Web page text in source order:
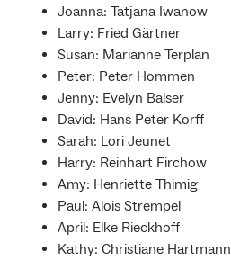
Joanna: Tatjana Iwanow
Larry: Fried Gärtner
Susan: Marianne Terplan
Peter: Peter Hommen
Jenny: Evelyn Balser
David: Hans Peter Korff
Sarah: Lori Jeunet
Harry: Reinhart Firchow
Amy: Henriette Thimig
Paul: Alois Strempel
April: Elke Rieckhoff
Kathy: Christiane Hartmann